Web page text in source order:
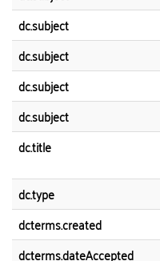
dc.subject
dc.subject
dc.subject
dc.subject
dc.title
dc.type
dcterms.created
dcterms.dateAccepted